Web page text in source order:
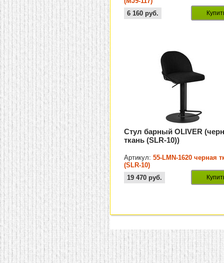
6 160 руб.
Стул барный OLIVER
ткань (SLR-10))
Артикул:55-LMN-1620 черная
(SLR-10)
19 470 руб.